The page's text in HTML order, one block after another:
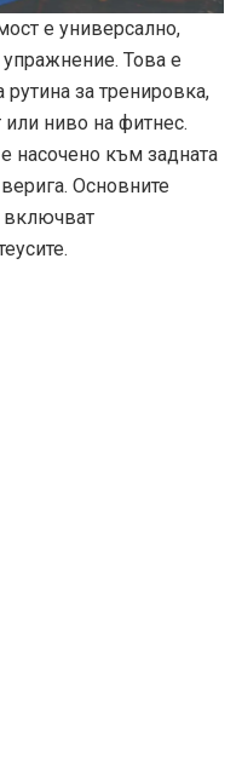
е универсално,
Това е
за тренировка,
ниво на фитнес.
насочено към задната
Основните
включват